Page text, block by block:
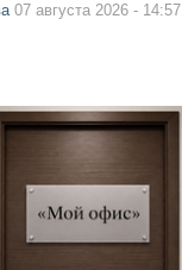
07 августа 2026 - 14:57